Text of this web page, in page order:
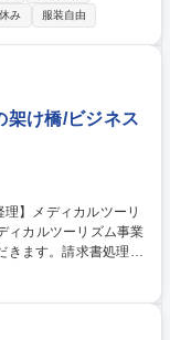
覧】■一般事務■社内
ランナー■CGデザイナ
み 服装自由
架け橋/ビジネス
きます。請求書処理・
業務のサポートなど
理において、税理士